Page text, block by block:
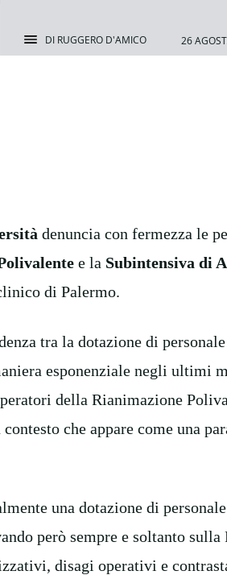
DI RUGGERO D'AMICO 26
denuncia con fermezza le
e la Subintensiva di
di Palermo.
tra la dotazione di
esponenziale negli ultimi
della Rianimazione
che appare come una
una dotazione di
però sempre e soltanto sulla
disagi operativi e